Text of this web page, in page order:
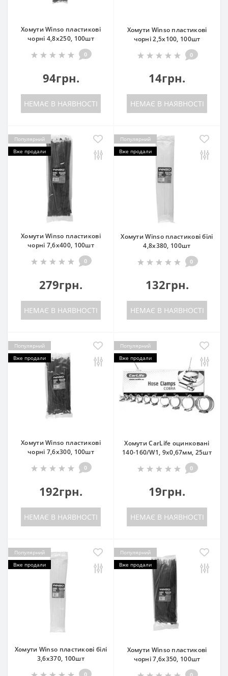
Хомути Winso пластикові
чорні 4,8x250, 100шт
0
94грн.
НЕМАЄ В НАЯВНОСТІ
Хомути Winso пластикові
чорні 2,5x100, 100шт
0
14грн.
НЕМАЄ В НАЯВНОСТІ
Популярний
Вже продали
Хомути Winso пластикові
чорні 7,6x400, 100шт
0
279грн.
НЕМАЄ В НАЯВНОСТІ
Популярний
Вже продали
Хомути Winso пластикові білі
4,8x380, 100шт
0
132грн.
НЕМАЄ В НАЯВНОСТІ
Популярний
Вже продали
Хомути Winso пластикові
чорні 7,6x300, 100шт
0
192грн.
НЕМАЄ В НАЯВНОСТІ
Популярний
Вже продали
Хомути CarLife оцинковані
140-160/W1, 9х0,67мм, 25шт
0
19грн.
НЕМАЄ В НАЯВНОСТІ
Популярний
Вже продали
Хомути Winso пластикові білі
3,6x370, 100шт
0
Популярний
Вже продали
Хомути Winso пластикові
чорні 7,6x350, 100шт